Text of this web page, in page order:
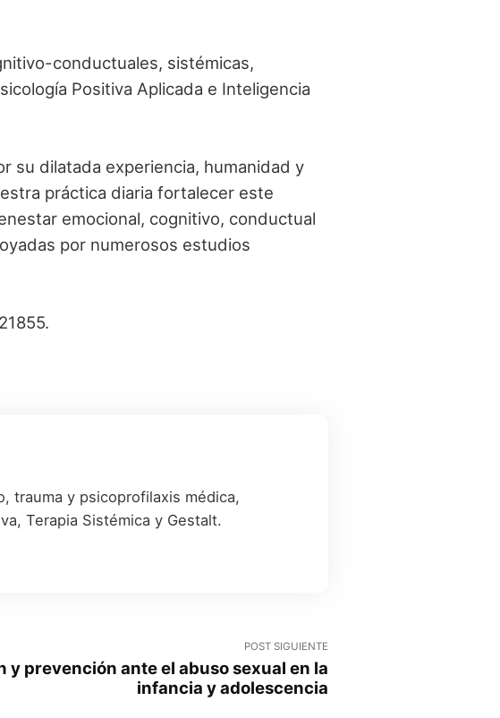
conductuales, sistémicas,
Positiva Aplicada e Inteligencia
su dilatada experiencia, humanidad y
práctica diaria fortalecer este
emocional, cognitivo, conductual
por numerosos estudios
trauma y psicoprofilaxis médica,
Terapia Sistémica y Gestalt.
POST SIGUIENTE
y prevención ante el abuso sexual en la
infancia y adolescencia